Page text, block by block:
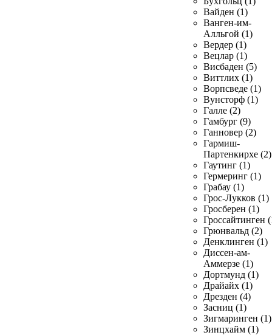
Вайден (1)
Ванген-им-
Алльгой (1)
Вердер (1)
Вецлар (1)
Висбаден (5)
Виттлих (1)
Ворпсведе (1)
Вунсторф (1)
Галле (2)
Гамбург (9)
Ганновер (2)
Гармиш-
Партенкирхе (2)
Гаутинг (1)
Гермеринг (1)
Грабау (1)
Грос-Лукков (1)
Гросберен (1)
Гроссайтинген
Грюнвальд (2)
Денклинген (1)
Диссен-ам-
Аммерзе (1)
Дортмунд (1)
Драйайх (1)
Дрезден (4)
Засниц (1)
Зигмаринген (1)
Зинцхайм (1)